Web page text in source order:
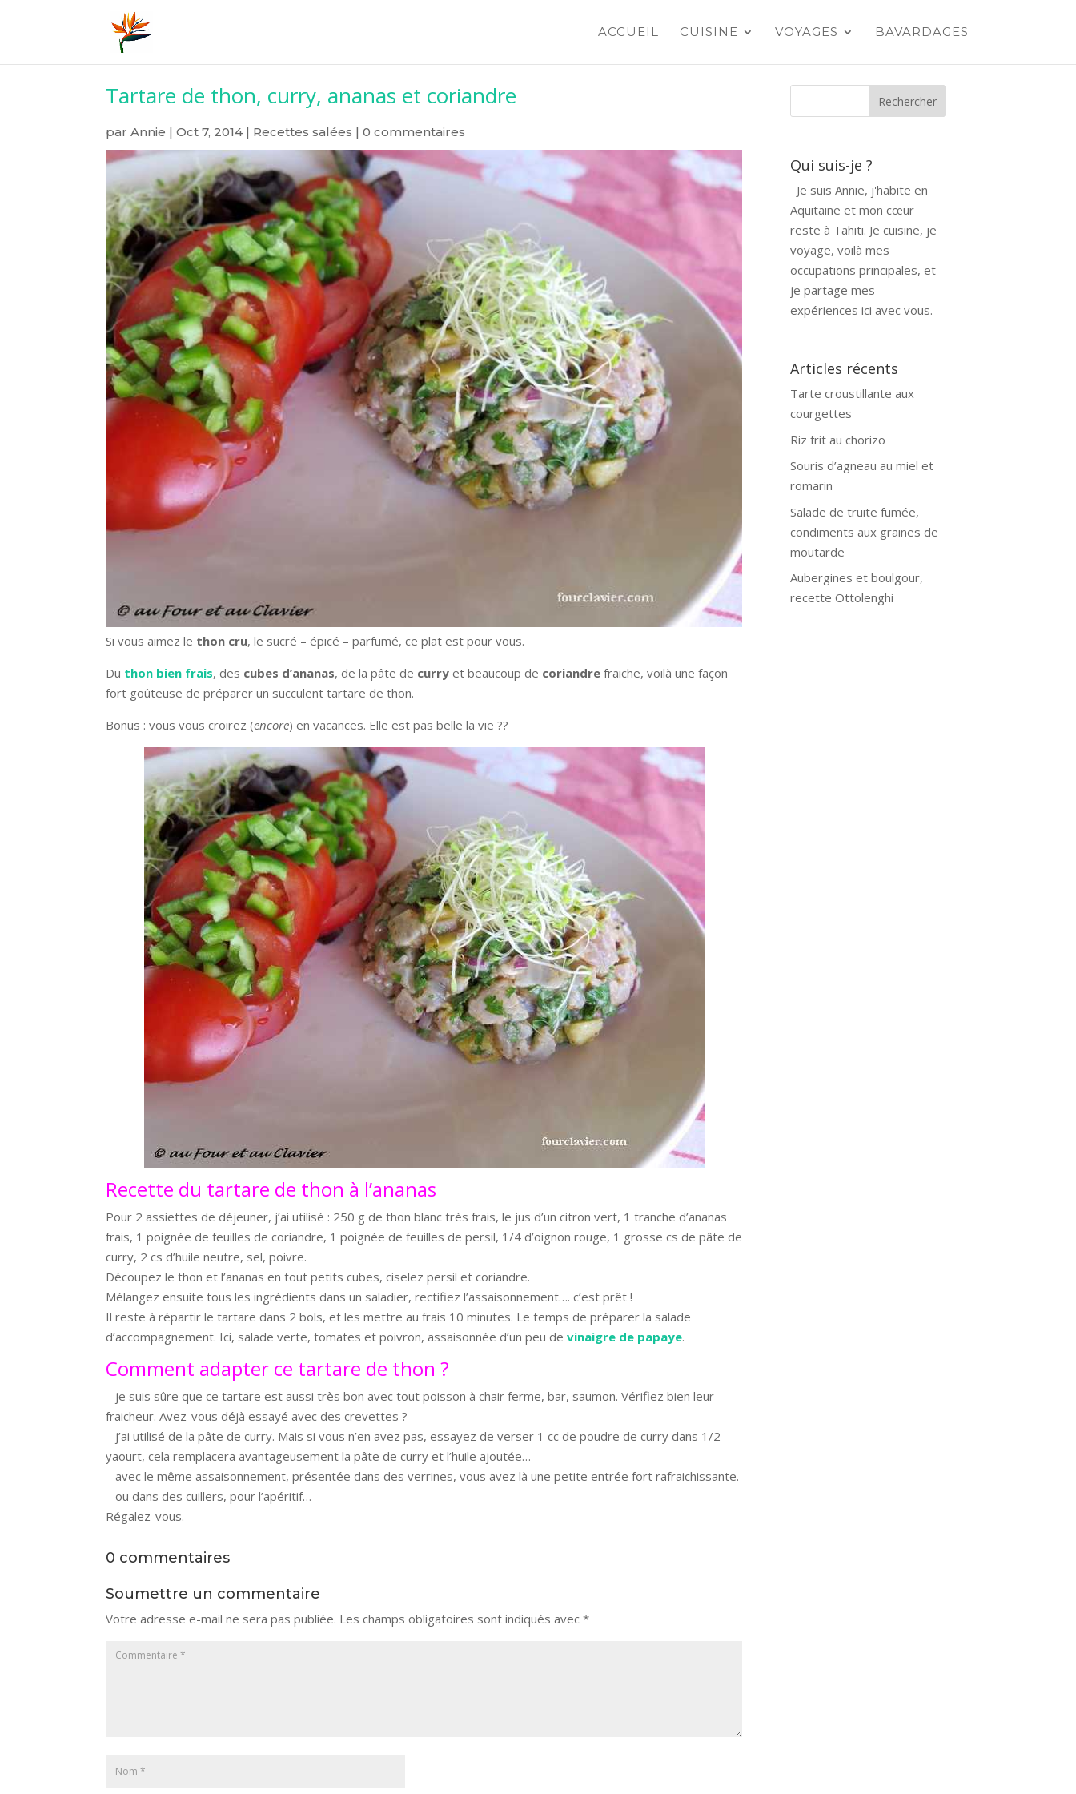
ACCUEIL CUISINE VOYAGES BAVARDAGES
Tartare de thon, curry, ananas et coriandre
par Annie | Oct 7, 2014 | Recettes salées | 0 commentaires
Si vous aimez le thon cru, le sucré – épicé – parfumé, ce plat est pour vous.
Du thon bien frais, des cubes d’ananas, de la pâte de curry et beaucoup de coriandre fraiche, voilà une façon
fort goûteuse de préparer un succulent tartare de thon.
Bonus : vous vous croirez (encore) en vacances. Elle est pas belle la vie ??
Recette du tartare de thon à l’ananas
Pour 2 assiettes de déjeuner, j’ai utilisé : 250 g de thon blanc très frais, le jus d’un citron vert, 1 tranche d’ananas
frais, 1 poignée de feuilles de coriandre, 1 poignée de feuilles de persil, 1/4 d’oignon rouge, 1 grosse cs de pâte de
curry, 2 cs d’huile neutre, sel, poivre.
Découpez le thon et l’ananas en tout petits cubes, ciselez persil et coriandre.
Mélangez ensuite tous les ingrédients dans un saladier, rectifiez l’assaisonnement…. c’est prêt !
Il reste à répartir le tartare dans 2 bols, et les mettre au frais 10 minutes. Le temps de préparer la salade
d’accompagnement. Ici, salade verte, tomates et poivron, assaisonnée d’un peu de vinaigre de papaye.
Comment adapter ce tartare de thon ?
– je suis sûre que ce tartare est aussi très bon avec tout poisson à chair ferme, bar, saumon. Vérifiez bien leur
fraicheur. Avez-vous déjà essayé avec des crevettes ?
– j’ai utilisé de la pâte de curry. Mais si vous n’en avez pas, essayez de verser 1 cc de poudre de curry dans 1/2
yaourt, cela remplacera avantageusement la pâte de curry et l’huile ajoutée…
– avec le même assaisonnement, présentée dans des verrines, vous avez là une petite entrée fort rafraichissante.
– ou dans des cuillers, pour l’apéritif…
Régalez-vous.
0 commentaires
Soumettre un commentaire
Votre adresse e-mail ne sera pas publiée. Les champs obligatoires sont indiqués avec *
Qui suis-je ?
Je suis Annie, j'habite en
Aquitaine et mon cœur
reste à Tahiti. Je cuisine, je
voyage, voilà mes
occupations principales, et
je partage mes
expériences ici avec vous.
Articles récents
Tarte croustillante aux
courgettes
Riz frit au chorizo
Souris d’agneau au miel et
romarin
Salade de truite fumée,
condiments aux graines de
moutarde
Aubergines et boulgour,
recette Ottolenghi